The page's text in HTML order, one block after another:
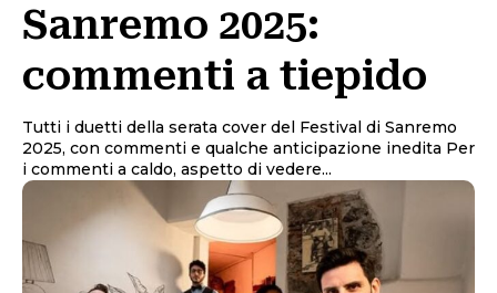
Sanremo 2025:
commenti a tiepido
Tutti i duetti della serata cover del Festival di Sanremo
2025, con commenti e qualche anticipazione inedita Per
i commenti a caldo, aspetto di vedere...